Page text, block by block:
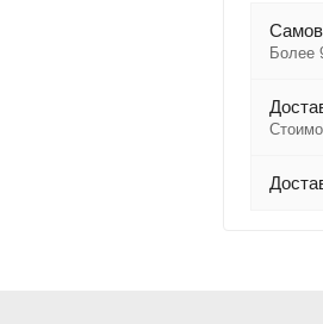
Более